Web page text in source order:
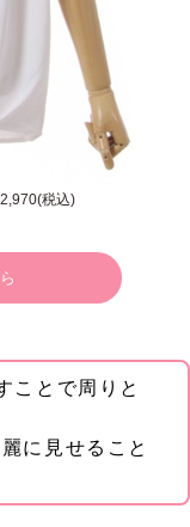
税込)
ことで周りと
に見せること